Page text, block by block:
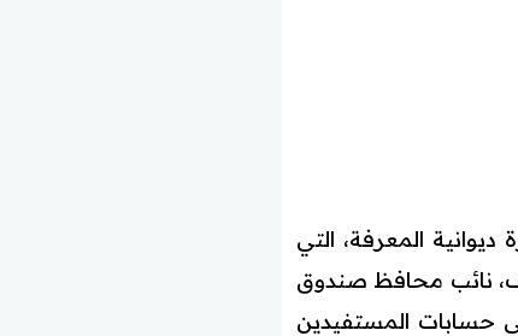
المعرفة، التي
نائب محافظ صندوق
المملكة ضخت ما يزيد على 25 مليار ريال إلى حسابات المستفيدين